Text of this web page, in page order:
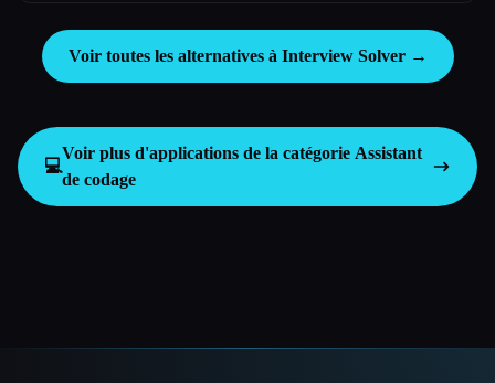
Voir toutes les alternatives à Interview Solver →
💻
Voir plus d'applications de la catégorie Assistant
de codage